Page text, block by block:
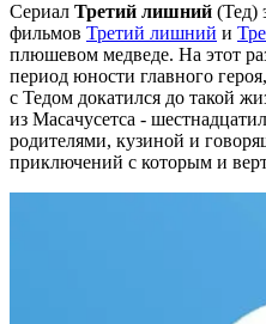
Сериал Третий лишний (Тед)
фильмов Третий лишний и
плюшевом медведе. На этот
период юности главного
с Тедом докатился до такой
из Macaчyceтcа -
родителями, кузиной и
приключений с которым и